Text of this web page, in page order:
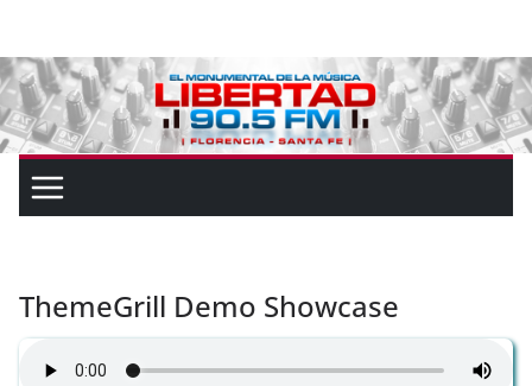
ThemeGrill Demo Showcase